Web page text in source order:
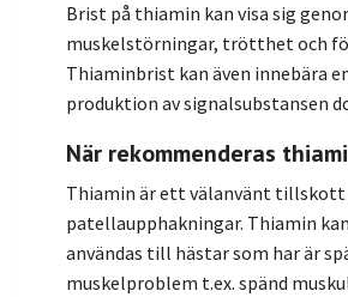
Brist på thiamin kan visa sig
muskelstörningar, trötthet och
Thiaminbrist kan även innebära
produktion av signalsubstansen
När rekommenderas
Thiamin är ett välanvänt tillskott
patellaupphakningar. Thiamin
användas till hästar som har är
muskelproblem t.ex. spänd